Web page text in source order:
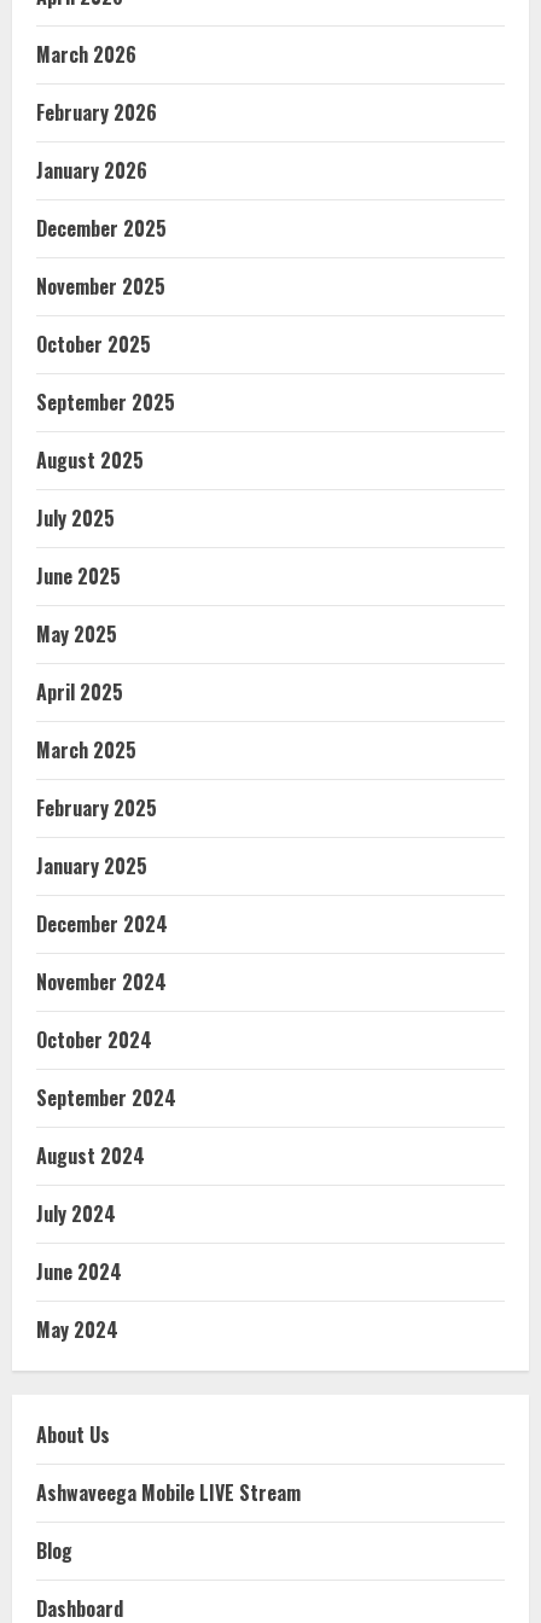
March 2026
February 2026
January 2026
December 2025
November 2025
October 2025
September 2025
August 2025
July 2025
June 2025
May 2025
April 2025
March 2025
February 2025
January 2025
December 2024
November 2024
October 2024
September 2024
August 2024
July 2024
June 2024
May 2024
About Us
Ashwaveega Mobile LIVE Stream
Blog
Dashboard